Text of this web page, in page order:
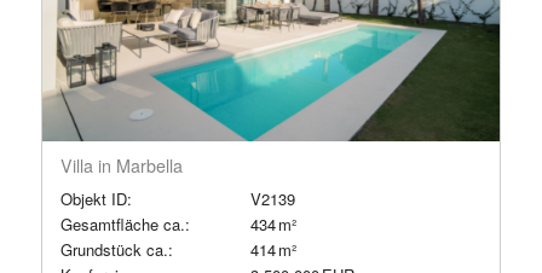
Villa in Marbella
Objekt ID:
V2139
Gesamtfläche ca.:
434 m²
Grund­stück ca.:
414 m²